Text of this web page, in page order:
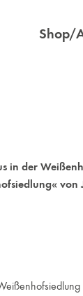
Shop/
in der